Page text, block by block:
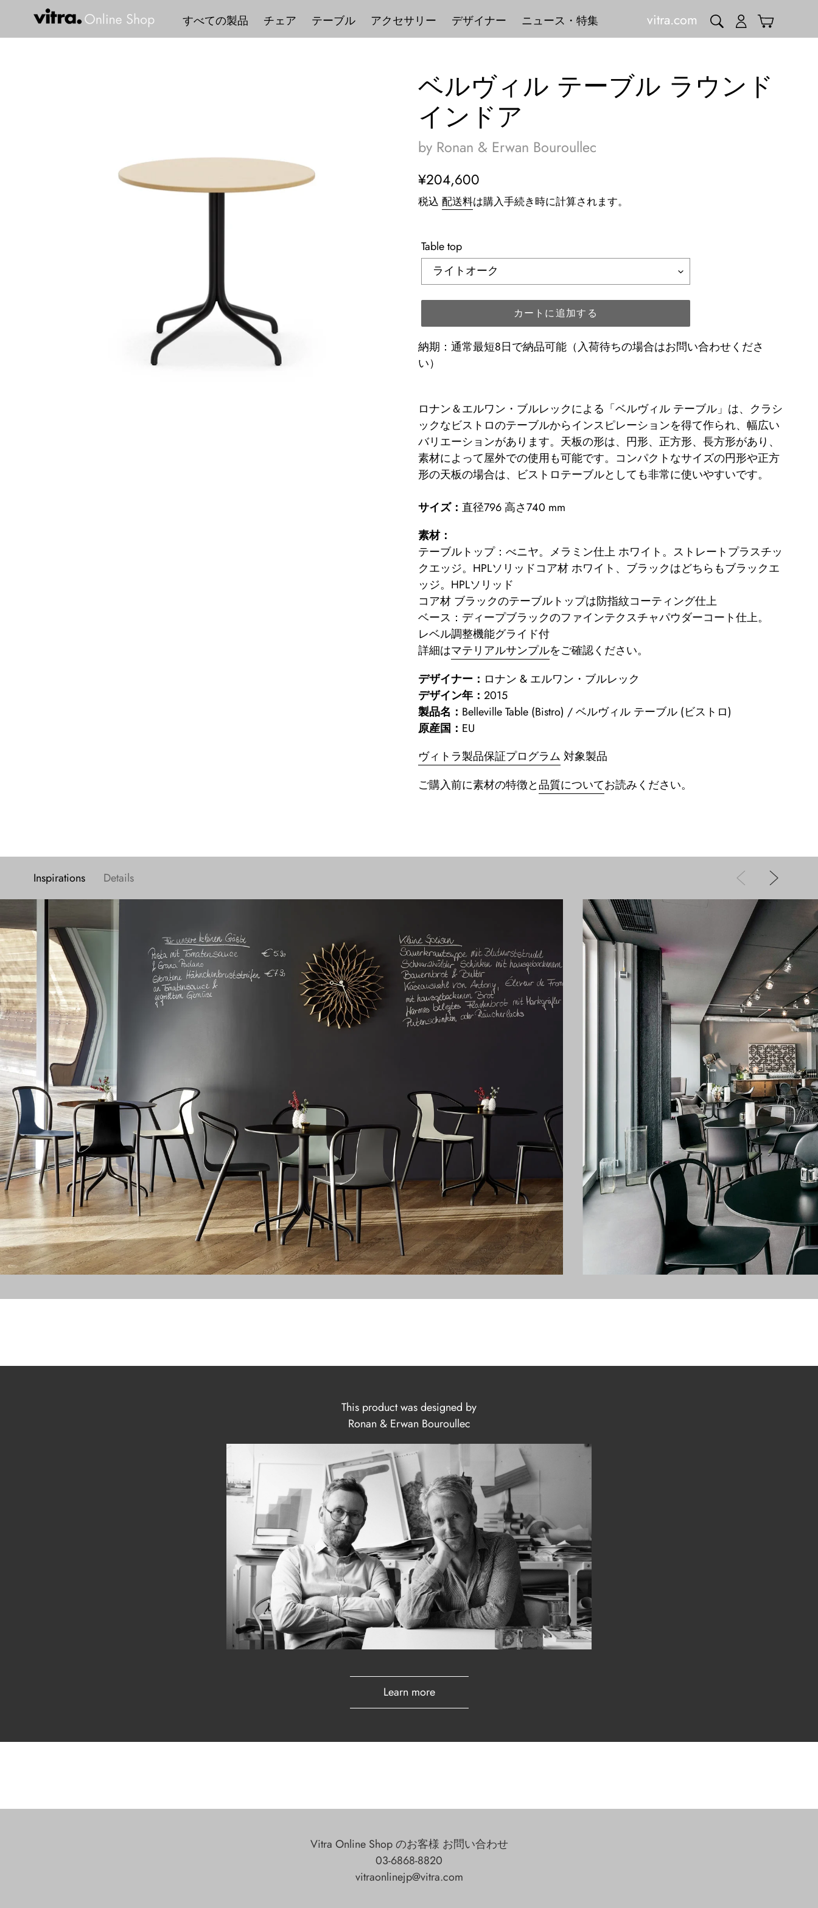
テ
すべての製品 チェア テーブル アクセサリー デザイナー ニュース・特集 vitra.com 検索 ログイン
ベルヴィル テーブル ラウンド
インドア
by Ronan & Erwan Bouroullec
通
常
格
¥204,600
税込 配送料は購入手続き時に計算されます。
Table top
カートに追加する
納期：通常最短8日で納品可能（入荷待ちの場合はお問い合わせくださ
い）
ー
ト
に
商
品
追
す
る
ロナン＆エルワン・ブルレックによる「ベルヴィル テーブル」は、クラシ
ックなビストロのテーブルからインスピレーションを得て作られ、幅広い
バリエーションがあります。天板の形は、円形、正方形、長方形があり、
素材によって屋外での使用も可能です。コンパクトなサイズの円形や正方
形の天板の場合は、ビストロテーブルとしても非常に使いやすいです。
サイズ： 直径796 高さ740 mm
素材：
テーブルトップ：べニヤ。メラミン仕上 ホワイト。ストレートプラスチッ
クエッジ。HPLソリッドコア材 ホワイト、ブラックはどちらもブラックエ
ッジ。HPLソリッド
コア材 ブラックのテーブルトップは防指紋コーティング仕上
ベース：ディープブラックのファインテクスチャパウダーコート仕上。
レベル調整機能グライド付
詳細はマテリアルサンプルをご確認ください。
デザイナー： ロナン & エルワン・ブルレック
デザイン年： 2015
製品名： Belleville Table (Bistro) / ベルヴィル テーブル (ビストロ)
原産国： EU
ヴィトラ製品保証プログラム 対象製品
ご購入前に素材の特徴と品質についてお読みください。
Inspirations Details
This product was designed by
Ronan & Erwan Bouroullec
Learn more
Vitra Online Shop のお客様 お問い合わせ
03-6868-8820
vitraonlinejp@vitra.com